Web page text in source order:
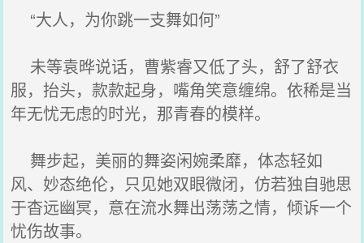
“大人，为你跳一支舞如何”
未等袁晔说话，曹紫睿又低了头，舒了舒衣
服，抬头，款款起身，嘴角笑意缠绵。依稀是当
年无忧无虑的时光，那青春的模样。
舞步起，美丽的舞姿闲婉柔靡，体态轻如
风、妙态绝伦，只见她双眼微闭，仿若独自驰思
于杳远幽冥，意在流水舞出荡荡之情，倾诉一个
忧伤故事。